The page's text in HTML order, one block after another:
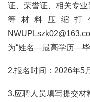
证、荣誉证、相关专
等材料压缩打
为“姓名—最高学历—
2.报名时间：2026年5
3.应聘人员填写提交材